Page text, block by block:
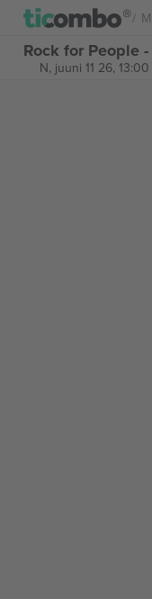
Rock for People
N, juuni 11 26, 13:00